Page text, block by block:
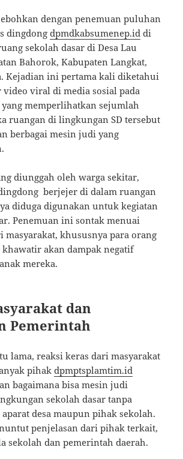
dengan penemuan puluhan
dingdongdpmdkabsumenep.id di
sekolah dasar di Desa Lau
Bahorok, Kabupaten Langkat,
Kejadian ini pertama kali diketahui
video viral di media sosial pada
memperlihatkan sejumlah
ruangan di lingkungan SD tersebut
berbagai mesin judi yang
diunggah oleh warga sekitar,
berjejer di dalam ruangan
diduga digunakan untuk kegiatan
Penemuan ini sontak menuai
masyarakat, khususnya para orang
khawatir akan dampak negatif
mereka.
dan
Pemerintah
lama, reaksi keras dari masyarakat
pihakdpmptsplamtim.id
bagaimana bisa mesin judi
sekolah dasar tanpa
desa maupun pihak sekolah.
penjelasan dari pihak terkait,
sekolah dan pemerintah daerah.